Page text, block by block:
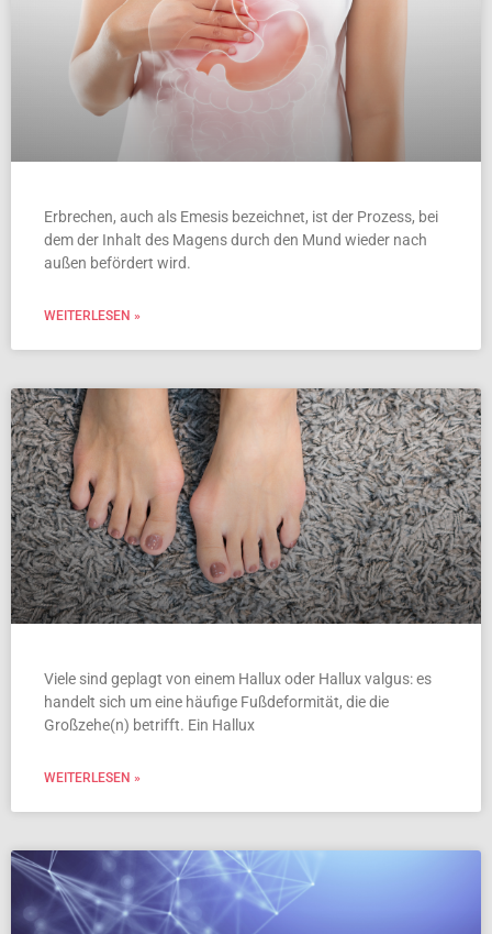
Erbrechen, auch als Emesis bezeichnet, ist der Prozess, bei
dem der Inhalt des Magens durch den Mund wieder nach
außen befördert wird.
WEITERLESEN »
Viele sind geplagt von einem Hallux oder Hallux valgus: es
handelt sich um eine häufige Fußdeformität, die die
Großzehe(n) betrifft. Ein Hallux
WEITERLESEN »